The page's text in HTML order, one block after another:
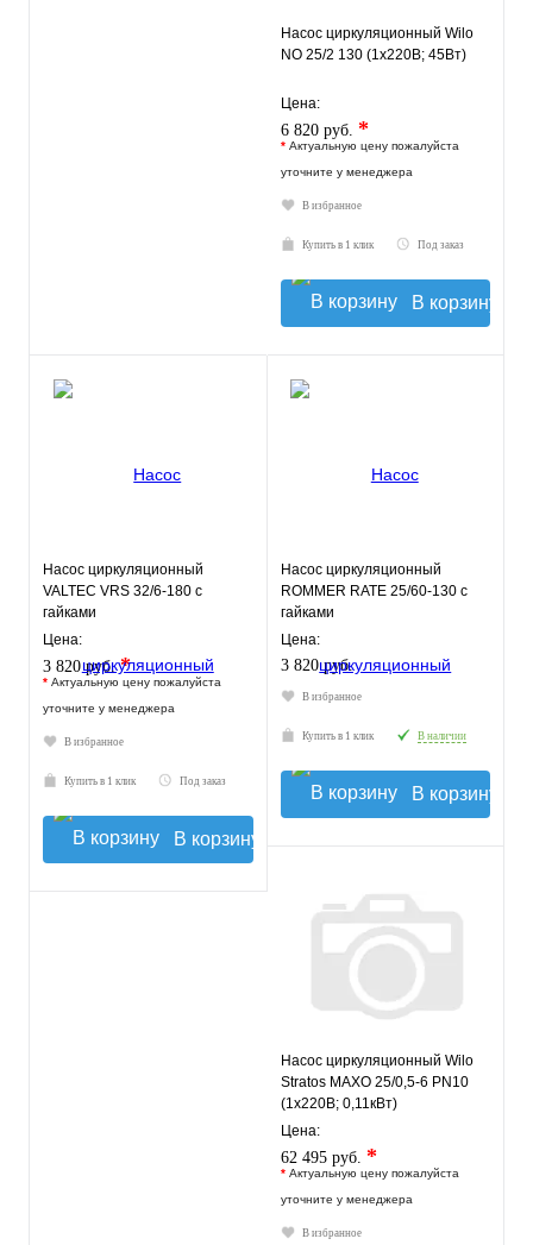
Насос циркуляционный Wilo
NO 25/2 130 (1х220В; 45Вт)
Цена:
6 820 руб. *
* Актуальную цену пожалуйста
уточните у менеджера
В избранное
Купить в 1 клик Под заказ
В корзину
Насос циркуляционный
VALTEC VRS 32/6-180 с
гайками
Цена:
3 820 руб.*
* Актуальную цену пожалуйста
уточните у менеджера
В избранное
Купить в 1 клик Под заказ
В корзину
Насос циркуляционный
ROMMER RATE 25/60-130 с
гайками
Цена:
3 820 руб.
В избранное
Купить в 1 клик В наличии
В корзину
Насос циркуляционный Wilo
Stratos MAXO 25/0,5-6 PN10
(1х220В; 0,11кВт)
Цена:
62 495 руб. *
* Актуальную цену пожалуйста
уточните у менеджера
В избранное